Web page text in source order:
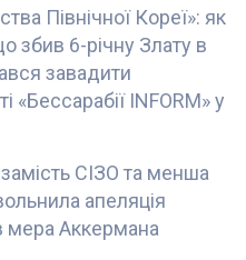
Північної Кореї»: як
збив 6-річну Злату в
завадити
«Бессарабії INFORM» у
СІЗО та менша
апеляція
мера Аккермана